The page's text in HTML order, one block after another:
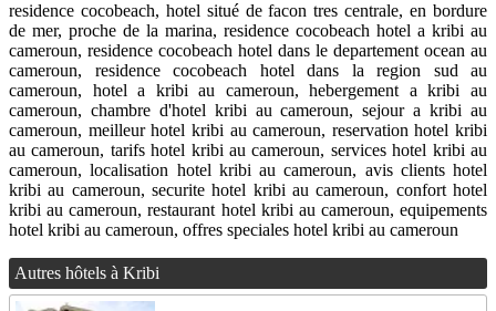
residence cocobeach, hotel situé de facon tres centrale, en bordure
de mer, proche de la marina, residence cocobeach hotel a kribi au
cameroun, residence cocobeach hotel dans le departement ocean au
cameroun, residence cocobeach hotel dans la region sud au
cameroun, hotel a kribi au cameroun, hebergement a kribi au
cameroun, chambre d'hotel kribi au cameroun, sejour a kribi au
cameroun, meilleur hotel kribi au cameroun, reservation hotel kribi
au cameroun, tarifs hotel kribi au cameroun, services hotel kribi au
cameroun, localisation hotel kribi au cameroun, avis clients hotel
kribi au cameroun, securite hotel kribi au cameroun, confort hotel
kribi au cameroun, restaurant hotel kribi au cameroun, equipements
hotel kribi au cameroun, offres speciales hotel kribi au cameroun
Autres hôtels à Kribi